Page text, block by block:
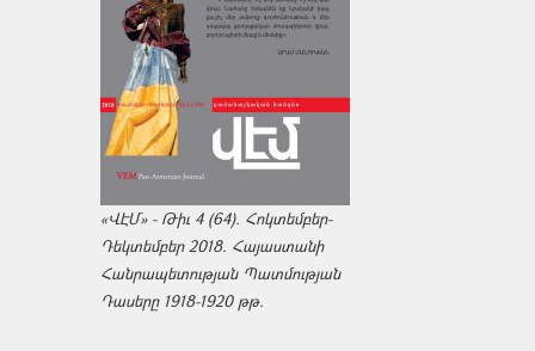
«ՎԷՄ» - Թիւ 4 (64). Հոկտեմբեր-
Դեկտեմբեր 2018. Հայաստանի
Հանրապետության Պատմության
Դասերը 1918-1920 թթ.